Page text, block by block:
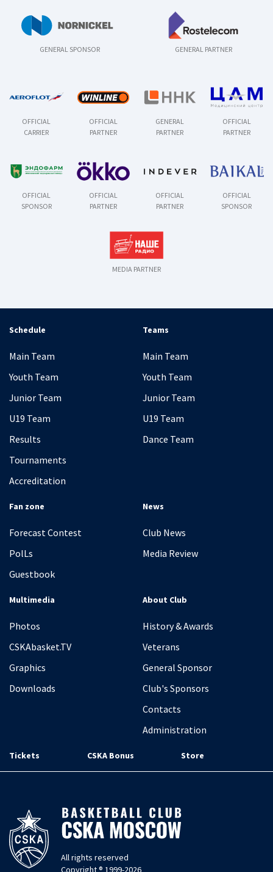
GENERAL SPONSOR GENERAL PARTNER
OFFICIAL
CARRIER
OFFICIAL
PARTNER
GENERAL
PARTNER
OFFICIAL
PARTNER
OFFICIAL
SPONSOR
OFFICIAL
PARTNER
OFFICIAL
PARTNER
OFFICIAL
SPONSOR
MEDIA PARTNER
Schedule
Main Team
Youth Team
Junior Team
U19 Team
Results
Tournaments
Accreditation
Teams
Main Team
Youth Team
Junior Team
U19 Team
Dance Team
Fan zone
Forecast Contest
PolLs
Guestbook
News
Club News
Media Review
Multimedia
Photos
CSKAbasket.TV
Graphics
Downloads
About Club
History & Awards
Veterans
General Sponsor
Club's Sponsors
Contacts
Administration
Tickets CSKA Bonus Store
All rights reserved
Copyright ® 1999-2026